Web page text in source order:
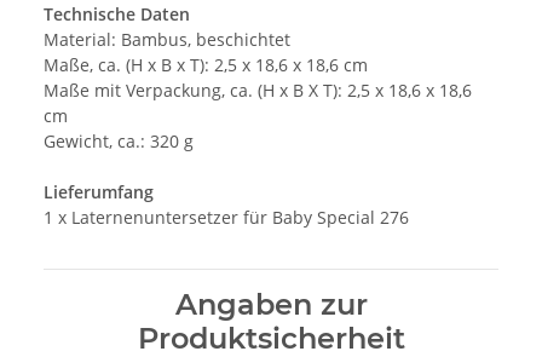
Technische Daten
Material: Bambus, beschichtet
Maße, ca. (H x B x T): 2,5 x 18,6 x 18,6 cm
Maße mit Verpackung, ca. (H x B X T): 2,5 x 18,6 x 18,6
cm
Gewicht, ca.: 320 g
Lieferumfang
1 x Laternenuntersetzer für Baby Special 276
Angaben zur
Produktsicherheit